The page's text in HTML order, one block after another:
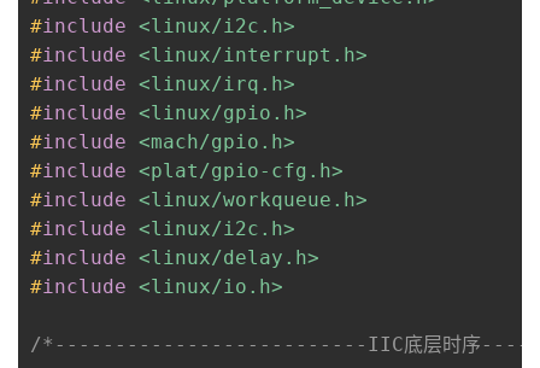
#include <linux/i2c.h>
#include <linux/interrupt.h>
#include <linux/irq.h>
#include <linux/gpio.h>
#include <mach/gpio.h>
#include <plat/gpio-cfg.h>
#include <linux/workqueue.h>
#include <linux/i2c.h>
#include <linux/delay.h>
#include <linux/io.h>
/*--------------------------IIC底层时序